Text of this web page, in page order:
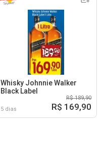
Whisky Johnnie Walker
Black Label
5 dias
R$ 189,90
R$ 169,90